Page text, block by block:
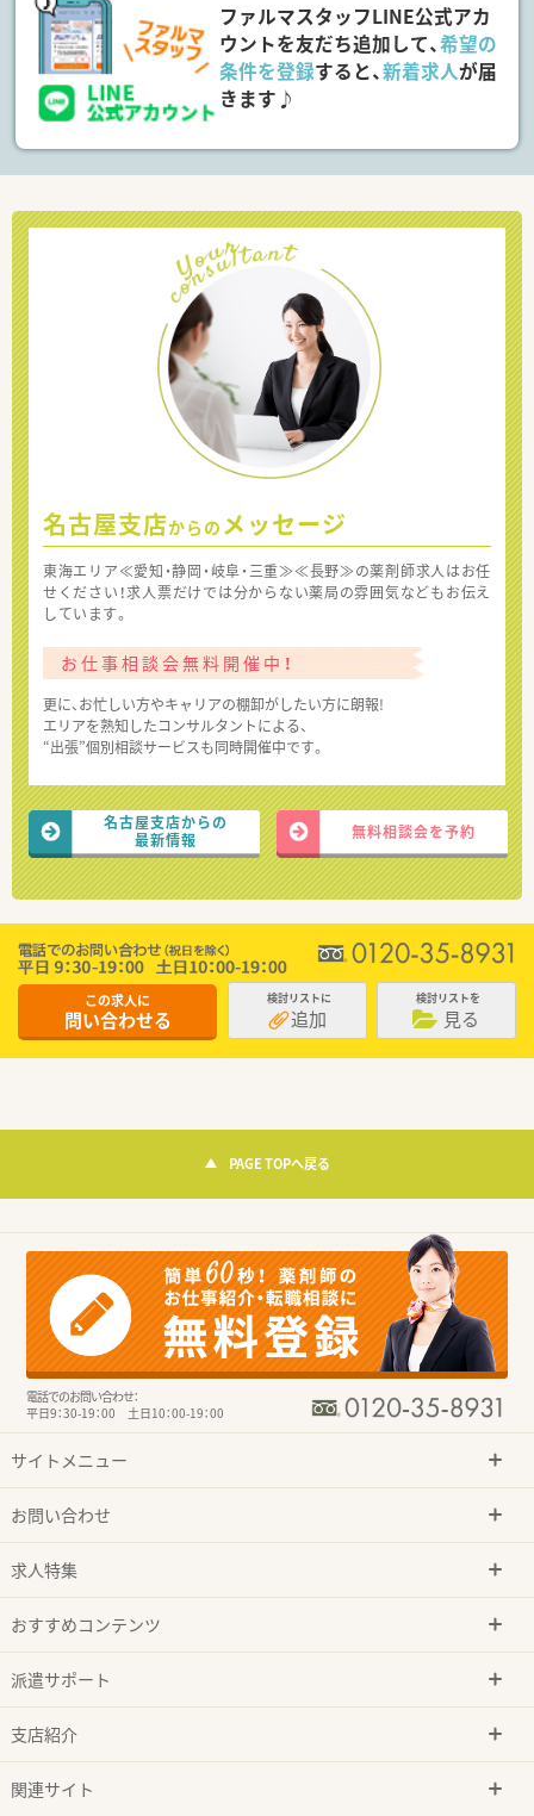
ファルマスタッフLINE公式アカ
ウントを友だち追加して、希望の
条件を登録すると、新着求人が届
きます♪
名古屋支店からの メッセージ
東海エリア≪愛知・静岡・岐阜・三重≫≪長野≫の薬剤師求人はお任
せください！求人票だけでは分からない薬局の雰囲気などもお伝え
しています。
お仕事相談会無料開催中！
更に、お忙しい方やキャリアの棚卸がしたい方に朗報!
エリアを熟知したコンサルタントによる、
“出張”個別相談サービスも同時開催中です。
名古屋支店からの
最新情報
無料相談会を予約
この求人に
問い合わせる
検討リストに
追加
検討リストを
見る
PAGE TOPへ戻る
電話でのお問い合わせ：
平日9：30-19：00 土日10：00-19：00
サイトメニュー
お問い合わせ
求人特集
おすすめコンテンツ
派遣サポート
支店紹介
関連サイト